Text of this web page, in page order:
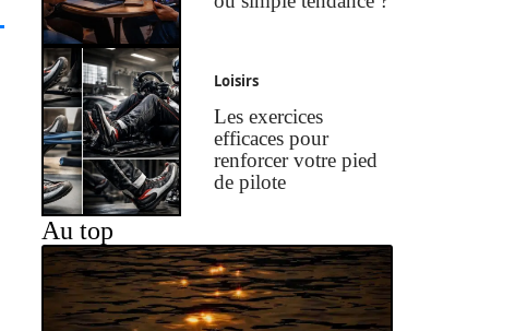
Loisirs
Les exercices
efficaces pour
renforcer votre pied
de pilote
Au top